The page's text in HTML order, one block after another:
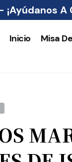
¡Ayúdanos
Inicio Misa